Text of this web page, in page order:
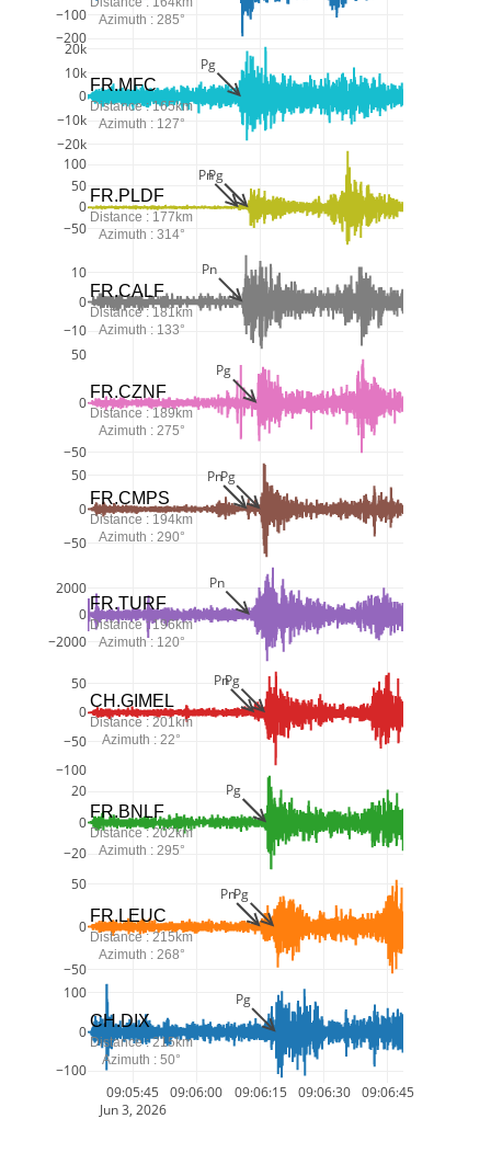
09:05:45
Jun 3, 2026
09:06:00 09:06:15 09:06:30 09:06:45
−100
0
100
−50
0
50
−20
0
20
−100
−50
0
50
−2000
0
2000
−50
0
50
−50
0
50
−10
0
10
−50
0
50
100
−20k
−10k
0
10k
20k
−200
−100
Pg
PnPg
Pg
PnPg
Pn
PnPg
Pg
Pn
PnPg
Pg
CH.DIX
Distance : 215km
Azimuth : 50°
FR.LEUC
Distance : 215km
Azimuth : 268°
FR.BNLF
Distance : 202km
Azimuth : 295°
CH.GIMEL
Distance : 201km
Azimuth : 22°
FR.TURF
Distance : 196km
Azimuth : 120°
FR.CMPS
Distance : 194km
Azimuth : 290°
FR.CZNF
Distance : 189km
Azimuth : 275°
FR.CALF
Distance : 181km
Azimuth : 133°
FR.PLDF
Distance : 177km
Azimuth : 314°
FR.MFC
Distance : 165km
Azimuth : 127°
Azimuth : 285°